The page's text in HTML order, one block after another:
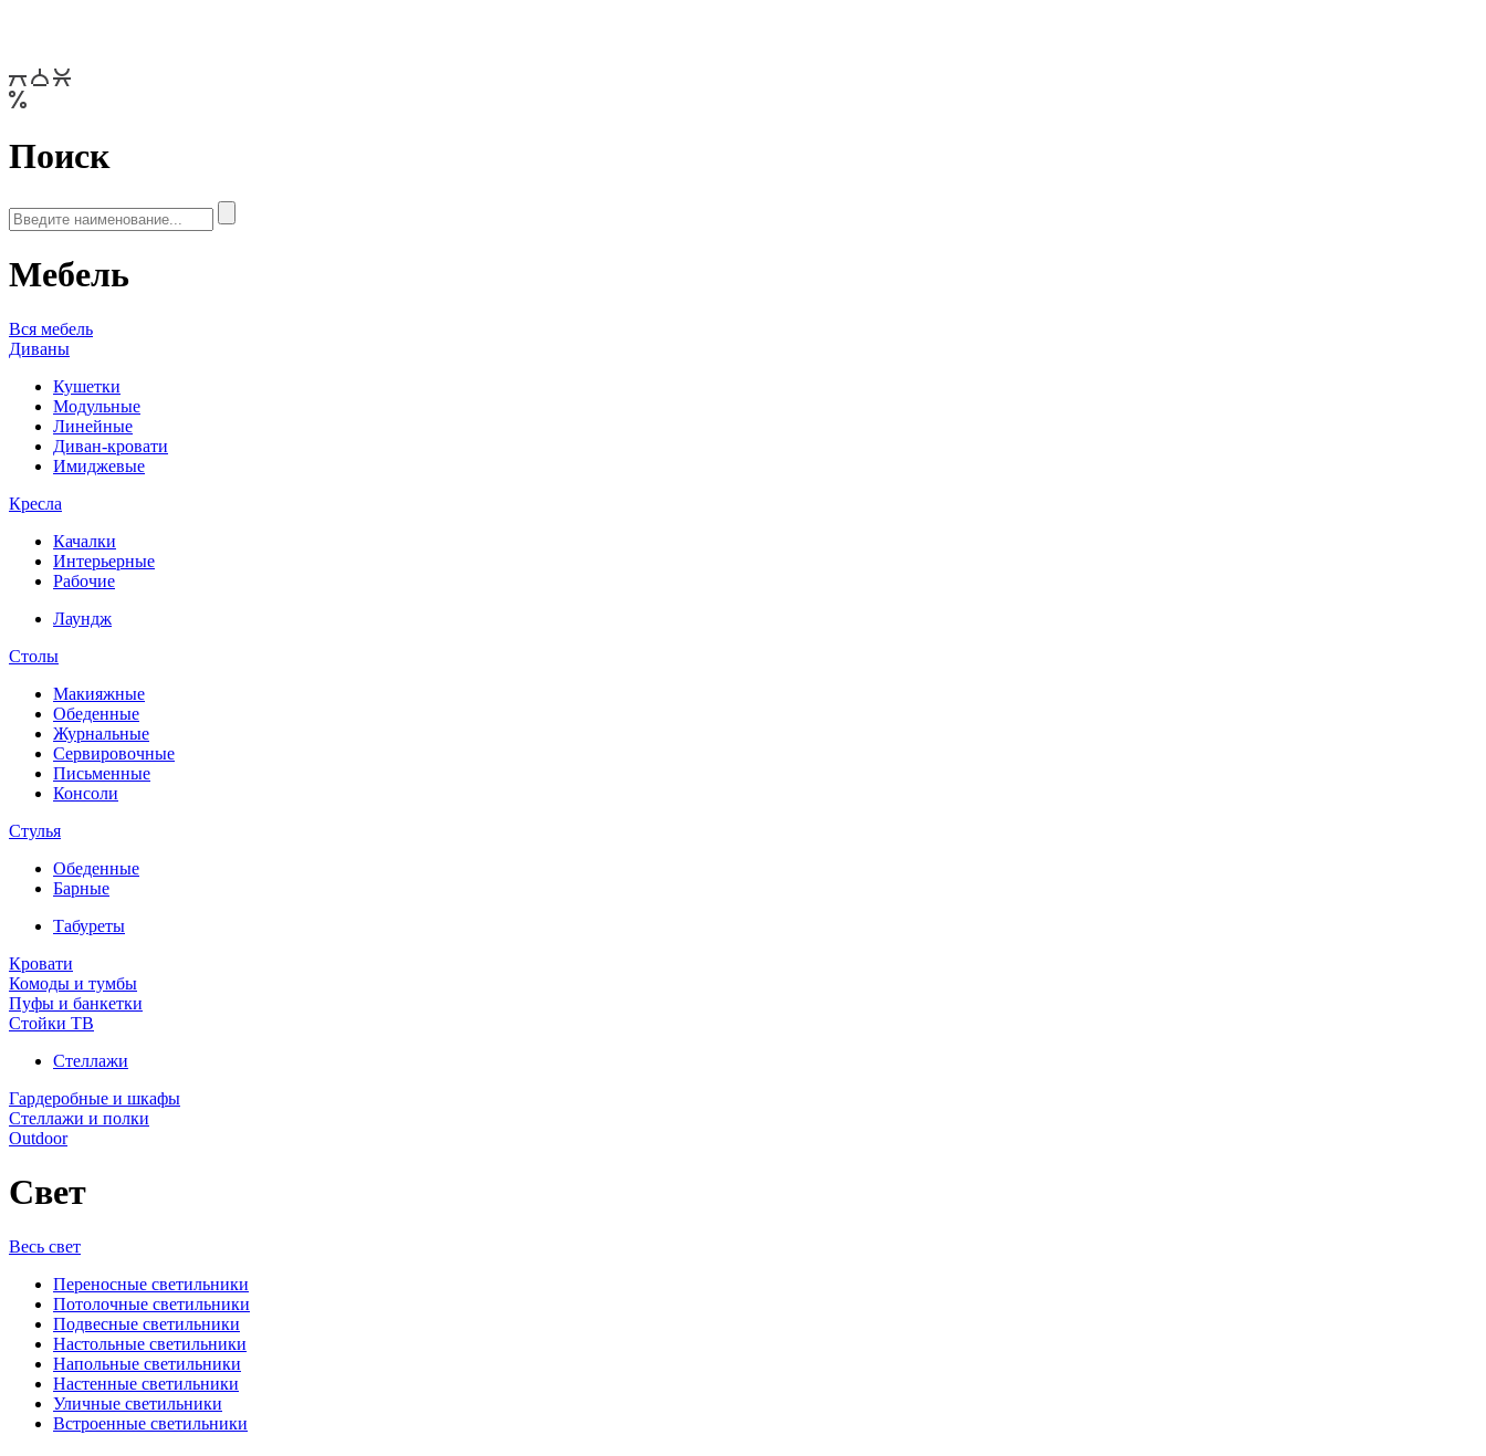
Поиск
Мебель
Вся мебель
Диваны
Кушетки
Модульные
Линейные
Диван-кровати
Имиджевые
Кресла
Качалки
Интерьерные
Рабочие
Лаундж
Столы
Макияжные
Обеденные
Журнальные
Сервировочные
Письменные
Консоли
Стулья
Обеденные
Барные
Табуреты
Кровати
Комоды и тумбы
Пуфы и банкетки
Стойки ТВ
Стеллажи
Гардеробные и шкафы
Стеллажи и полки
Outdoor
Свет
Весь свет
Переносные светильники
Потолочные светильники
Подвесные светильники
Настольные светильники
Напольные светильники
Настенные светильники
Уличные светильники
Встроенные светильники